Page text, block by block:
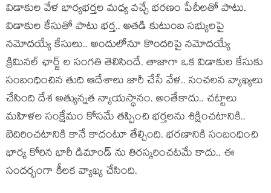
విడాకుల వేళ భార్యభర్తల మధ్య వచ్చే భరణం పేచీలతో పాటు.
విడాకుల కేసుతో పాటు భర్త.. అతడి కుటుంబ సభ్యులపై
నమోదయ్యే కేసులు.. అందులోనూ కొందరిపై నమోదయ్యే
క్రిమినల్ ఛార్జ్ ల సంగతి తెలిసిందే. తాజాగా ఒక విడాకుల కేసుకు
సంబంధించిన తుది ఆదేశాలు జారీ చేసే వేళ.. సంచలన వ్యాఖ్యలు
చేసింది దేశ అత్యున్నత న్యాయస్థానం. అంతేకాదు.. చట్టాలు
మహిళల సంక్షేమం కోసమే తప్పించి భర్తలను శిక్షించటానికి..
బెదిరించటానికి కానే కాదంటూ తేల్చింది. భరణానికి సంబంధించి
భార్య కోరిన భారీ డిమాండ్ ను తిరస్కరించటమే కాదు.. ఈ
సందర్భంగా కీలక వ్యాఖ్య చేసింది.